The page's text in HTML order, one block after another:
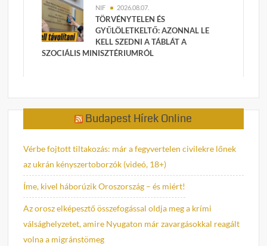
NIF 2026.08.07.
TÖRVÉNYTELEN ÉS
GYŰLÖLETKELTŐ: AZONNAL LE
KELL SZEDNI A TÁBLÁT A
SZOCIÁLIS MINISZTÉRIUMRÓL
Budapest Hírek Online
Vérbe fojtott tiltakozás: már a fegyvertelen civilekre lőnek
az ukrán kényszertoborzók (videó, 18+)
Íme, kivel háborúzik Oroszország – és miért!
Az orosz elképesztő összefogással oldja meg a krími
válsághelyzetet, amire Nyugaton már zavargásokkal reagált
volna a migránstömeg